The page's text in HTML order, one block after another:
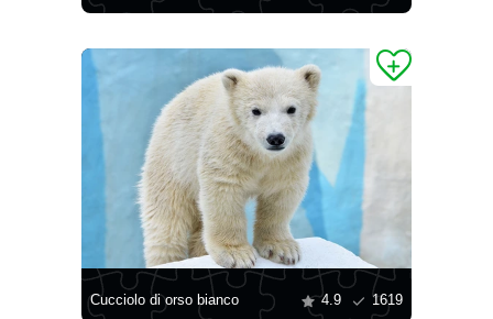
Cucciolo di orso bianco 4.9 1619